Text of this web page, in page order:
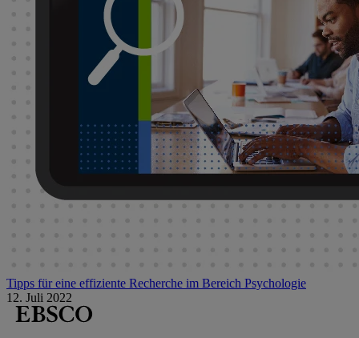
Tipps für eine effiziente Recherche im Bereich Psychologie
12. Juli 2022